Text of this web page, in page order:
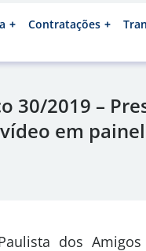
Contratações
30/2019 –
em
dos